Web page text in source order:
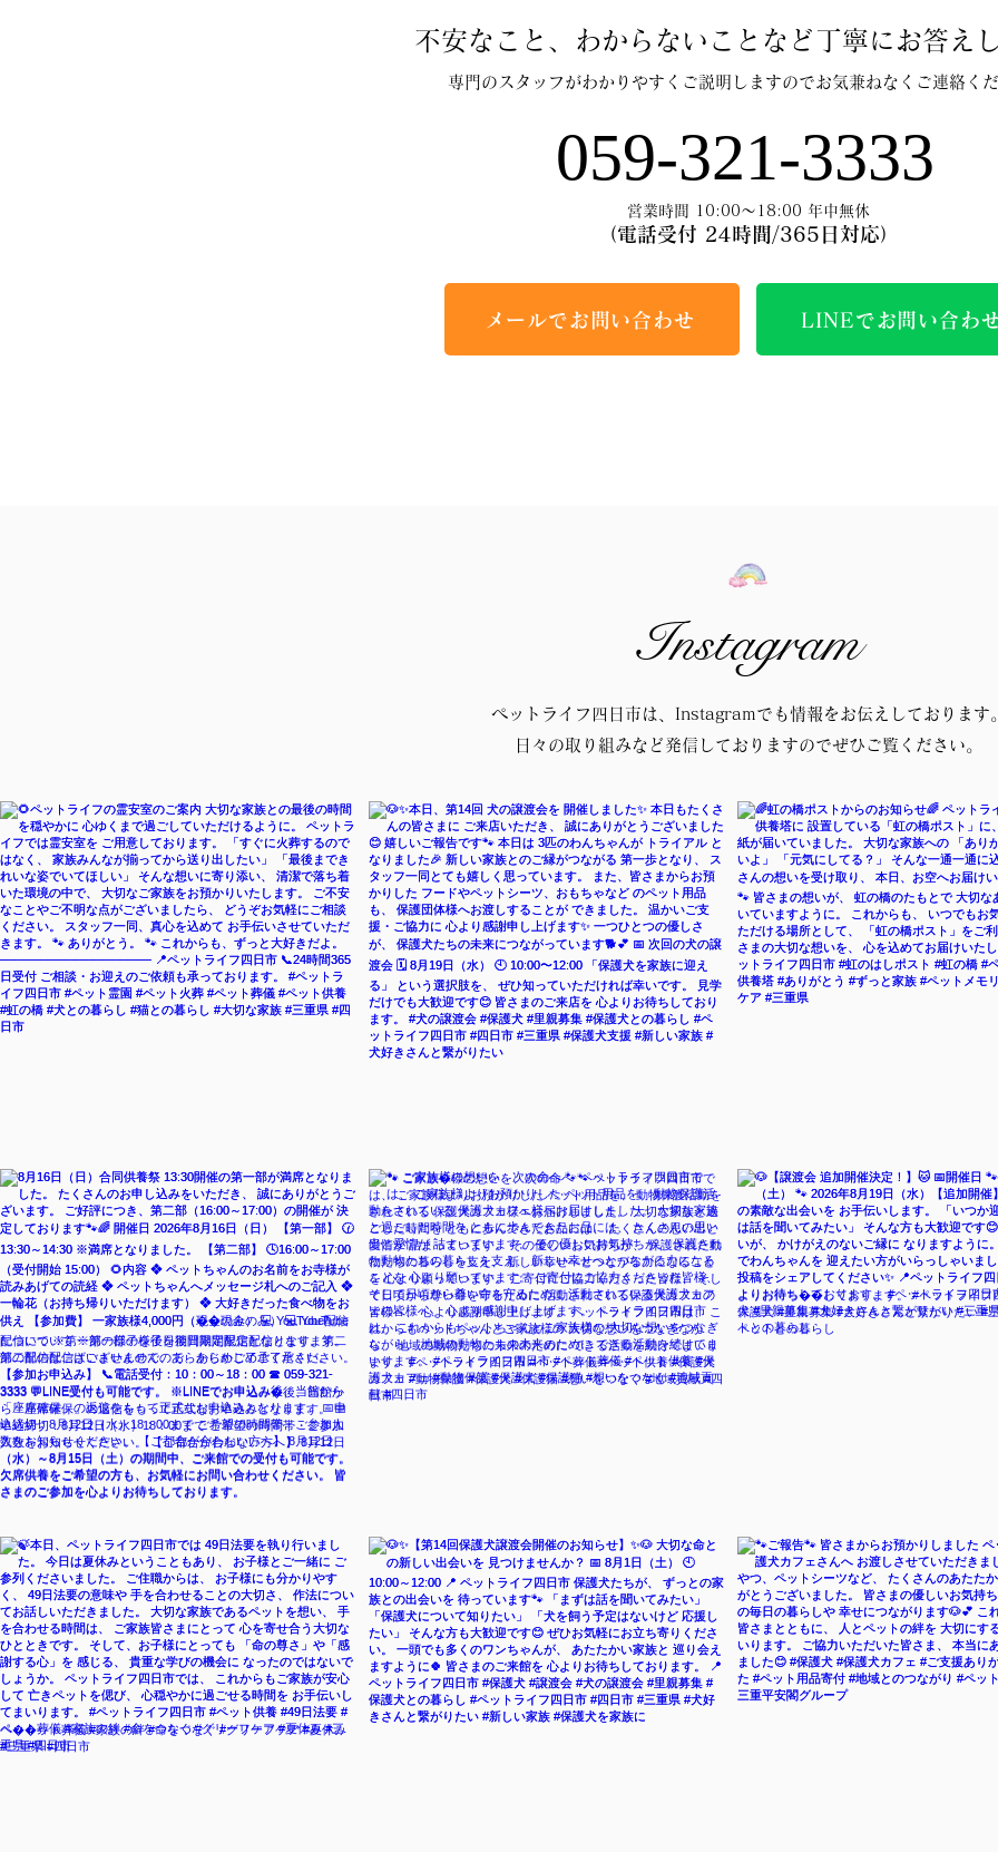
不安なこと、わからないことなど丁寧にお答え
専門のスタッフがわかりやすくご説明しますのでお気兼ねなくご連絡く
059-321-3333
営業時間 10:00～18:00 年中無休
（電話受付 24時間/365日対応）
メールでお問い合わせ LINEでお問い合わ
Instagram
ペットライフ四日市は、Instagramでも情報をお伝えしております
日々の取り組みなど発信しておりますのでぜひご覧ください。